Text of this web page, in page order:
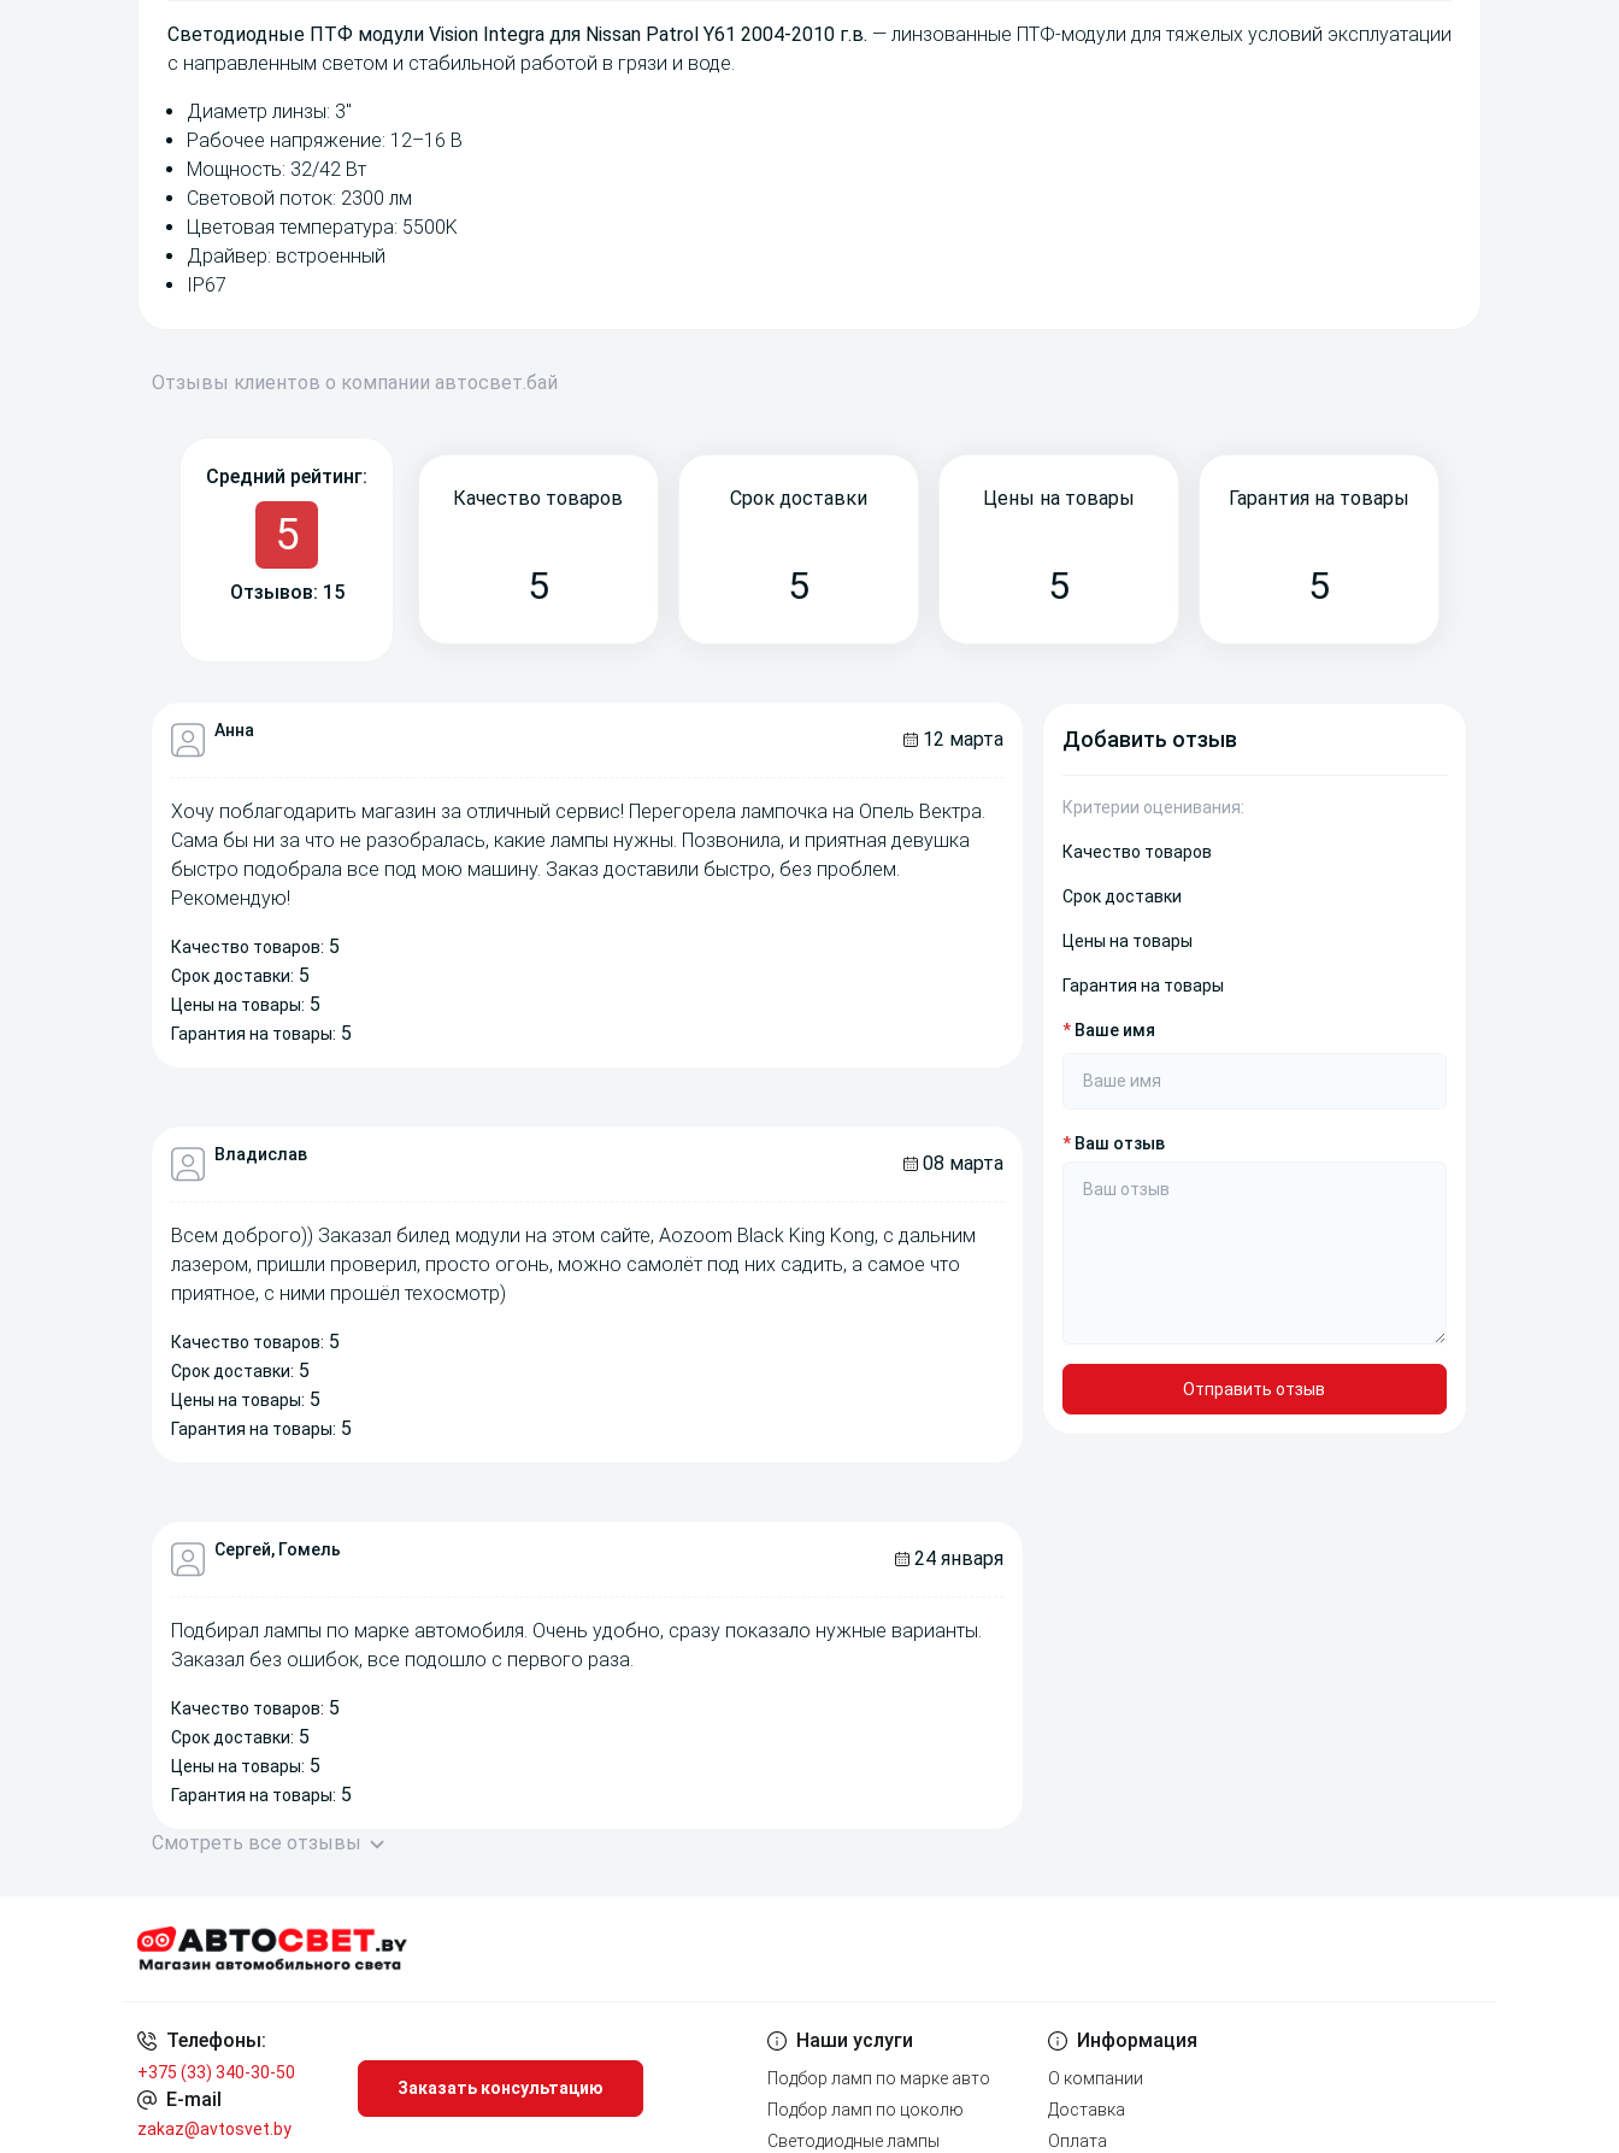
Светодиодные ПТФ модули Vision Integra для Nissan Patrol Y61 2004-2010 г.в. — линзованные ПТФ-модули для тяжелых условий эксплуатации
с направленным светом и стабильной работой в грязи и воде.
Диаметр линзы: 3"
Рабочее напряжение: 12–16 В
Мощность: 32/42 Вт
Световой поток: 2300 лм
Цветовая температура: 5500K
Драйвер: встроенный
IP67
Отзывы клиентов о компании автосвет .бай
Средний рейтинг:
5
Отзывов: 15
Качество товаров
5
Срок доставки
5
Цены на товары
5
Гарантия на товары
5
Анна 12 марта
Хочу поблагодарить магазин за отличный сервис! Перегорела лампочка на Опель Вектра.
Сама бы ни за что не разобралась, какие лампы нужны. Позвонила, и приятная девушка
быстро подобрала все под мою машину. Заказ доставили быстро, без проблем.
Рекомендую!
Качество товаров: 5
Срок доставки: 5
Цены на товары: 5
Гарантия на товары: 5
Владислав 08 марта
Всем доброго)) Заказал билед модули на этом сайте, Aozoom Black King Kong, с дальним
лазером, пришли проверил, просто огонь, можно самолёт под них садить, а самое что
приятное, с ними прошёл техосмотр)
Качество товаров: 5
Срок доставки: 5
Цены на товары: 5
Гарантия на товары: 5
Сергей, Гомель 24 января
Подбирал лампы по марке автомобиля. Очень удобно, сразу показало нужные варианты.
Заказал без ошибок, все подошло с первого раза.
Качество товаров: 5
Срок доставки: 5
Цены на товары: 5
Гарантия на товары: 5
Добавить отзыв
Критерии оценивания:
Качество товаров
Срок доставки
Цены на товары
Гарантия на товары
* Ваше имя
* Ваш отзыв
Отправить отзыв
Смотреть все отзывы
Телефоны:
+375 (33) 340-30-50
E-mail
zakaz@avtosvet.by
Заказать консультацию
Наши услуги
Подбор ламп по марке авто
Подбор ламп по цоколю
Светодиодные лампы
Информация
О компании
Доставка
Оплата